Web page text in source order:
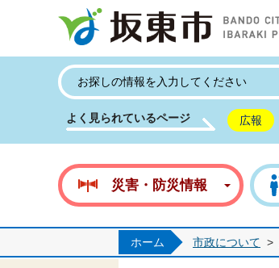
よく見られているページ 広報
災害・防災情報
ホーム 市政について >